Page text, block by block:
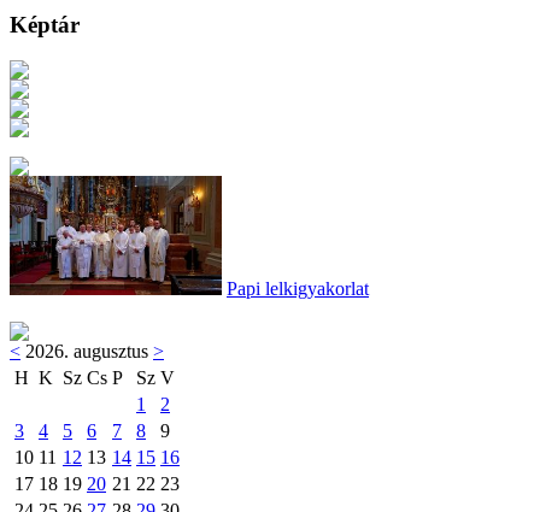
Képtár
Papi lelkigyakorlat
< 2026. augusztus >
H K Sz Cs P Sz V
1
2
3
4 5 6 7 8
9
10 11 12 13 14 15 16
17 18 19 20 21 22 23